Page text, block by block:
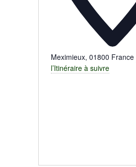
Meximieux, 01800 France
l’Itinéraire à suivre